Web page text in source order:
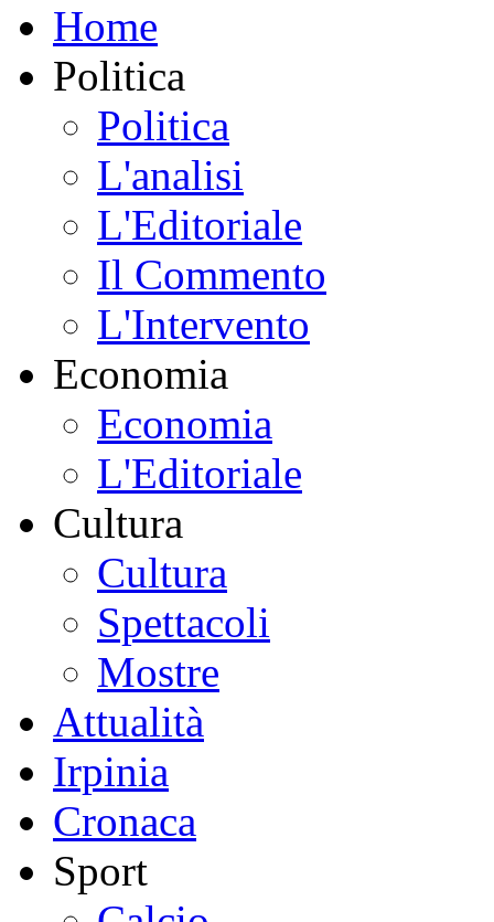
Home
Politica
Politica
L'analisi
L'Editoriale
Il Commento
L'Intervento
Economia
Economia
L'Editoriale
Cultura
Cultura
Spettacoli
Mostre
Attualità
Irpinia
Cronaca
Sport